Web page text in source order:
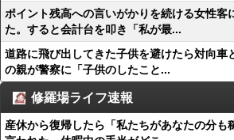
ポイント残高への言いがかりを続ける女性客
た。すると会計台を叩き「私が最...
道路に飛び出してきた子供を避けたら対向車
の親が警察に「子供のしたこと...
修羅場ライフ速報
産休から復帰したら「私たちがあなたの分も